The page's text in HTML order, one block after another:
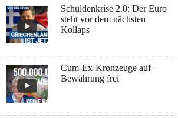
Schuldenkrise 2.0: Der Euro
steht vor dem nächsten
Kollaps
Cum-Ex-Kronzeuge auf
Bewährung frei